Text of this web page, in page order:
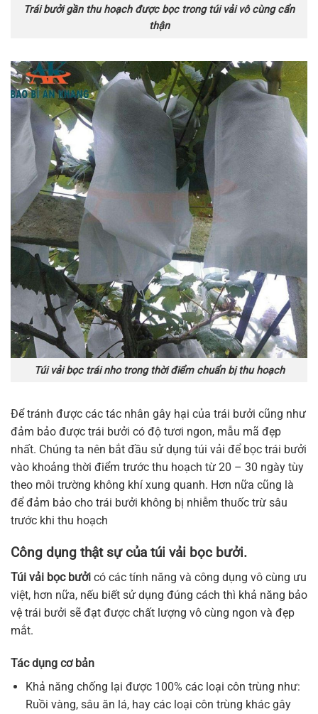
Trái bưởi gần thu hoạch được bọc trong túi vải vô cùng cẩn
thận
Túi vải bọc trái nho trong thời điểm chuẩn bị thu hoạch
Để tránh được các tác nhân gây hại của trái bưởi cũng như
đảm bảo được trái bưởi có độ tươi ngon, mẫu mã đẹp
nhất. Chúng ta nên bắt đầu sử dụng túi vải để bọc trái bưởi
vào khoảng thời điểm trước thu hoạch từ 20 – 30 ngày tùy
theo môi trường không khí xung quanh. Hơn nữa cũng là
để đảm bảo cho trái bưởi không bị nhiễm thuốc trừ sâu
trước khi thu hoạch
Công dụng thật sự của túi vải bọc bưởi.
Túi vải bọc bưởi có các tính năng và công dụng vô cùng ưu
việt, hơn nữa, nếu biết sử dụng đúng cách thì khả năng bảo
vệ trái bưởi sẽ đạt được chất lượng vô cùng ngon và đẹp
mắt.
Tác dụng cơ bản
Khả năng chống lại được 100% các loại côn trùng như:
Ruồi vàng, sâu ăn lá, hay các loại côn trùng khác gây